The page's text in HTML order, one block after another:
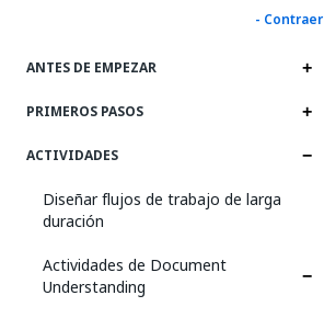
- Contraer
ANTES DE EMPEZAR
PRIMEROS PASOS
ACTIVIDADES
Diseñar flujos de trabajo de larga
duración
Actividades de Document
Understanding